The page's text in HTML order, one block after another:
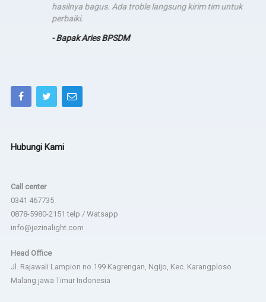
hasilnya bagus. Ada troble langsung kirim tim untuk
perbaiki.
- Bapak Aries BPSDM
Hubungi Kami
Call center
0341 467735
0878-5980-2151 telp / Watsapp
info@jezinalight.com
Head Office
Jl. Rajawali Lampion no.199 Kagrengan, Ngijo, Kec. Karangploso
Malang jawa Timur Indonesia